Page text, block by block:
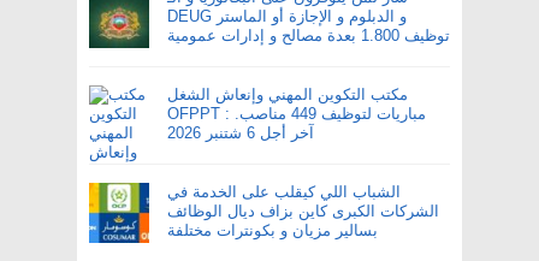
DEUG و الدبلوم و الإجازة أو الماستر
توظيف 1.800 بعدة مصالح و إدارات عمومية
مكتب التكوين المهني وإنعاش الشغل
OFPPT : مباريات لتوظيف 449 مناصب.
آخر أجل 6 شتنبر 2026
الشباب اللي كيقلب على الخدمة في
الشركات الكبرى كاين بزاف ديال الوظائف
بسالير مزيان و بكونترات مختلفة